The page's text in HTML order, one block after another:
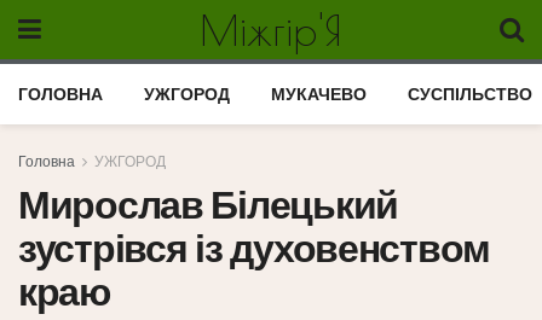
Міжгір'Я
ГОЛОВНА УЖГОРОД МУКАЧЕВО СУСПІЛЬСТВО
Головна УЖГОРОД
Мирослав Білецький
зустрівся із духовенством
краю